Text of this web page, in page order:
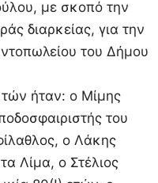
με σκοπό την
διαρκείας, για την
του Δήμου
ήταν: ο Μίμης
του
ο Λάκης
Λίμα, ο Στέλιος